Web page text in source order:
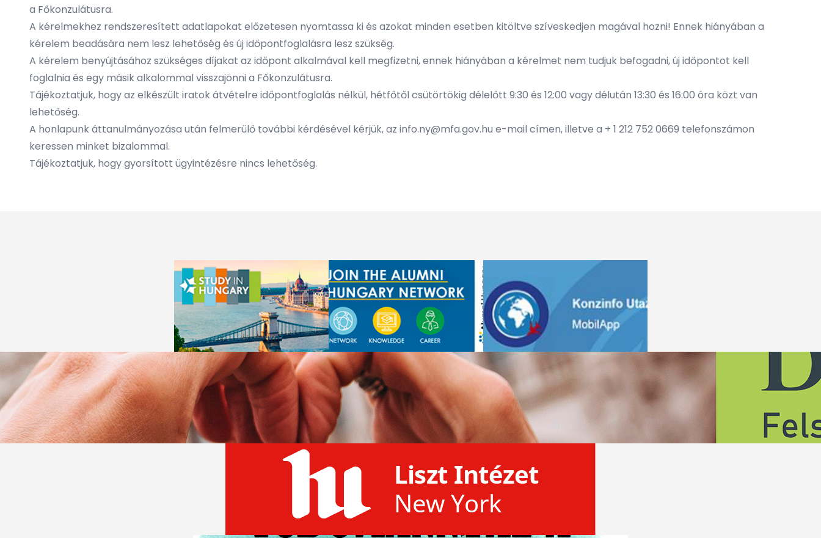
a Főkonzulátusra.
A kérelmekhez rendszeresített adatlapokat előzetesen nyomtassa ki és azokat minden esetben kitöltve szíveskedjen magával hozni! Ennek hiányában a
kérelem beadására nem lesz lehetőség és új időpontfoglalásra lesz szükség.
A kérelem benyújtásához szükséges díjakat az időpont alkalmával kell megfizetni, ennek hiányában a kérelmet nem tudjuk befogadni, új időpontot kell
foglalnia és egy másik alkalommal visszajönni a Főkonzulátusra.
Tájékoztatjuk, hogy az elkészült iratok átvételre időpontfoglalás nélkül, hétfőtől csütörtökig délelőtt 9:30 és 12:00 vagy délután 13:30 és 16:00 óra közt van
lehetőség.
A honlapunk áttanulmányozása után felmerülő további kérdésével kérjük, az info.ny@mfa.gov.hu e-mail címen, illetve a + 1 212 752 0669 telefonszámon
keressen minket bizalommal.
Tájékoztatjuk, hogy gyorsított ügyintézésre nincs lehetőség.